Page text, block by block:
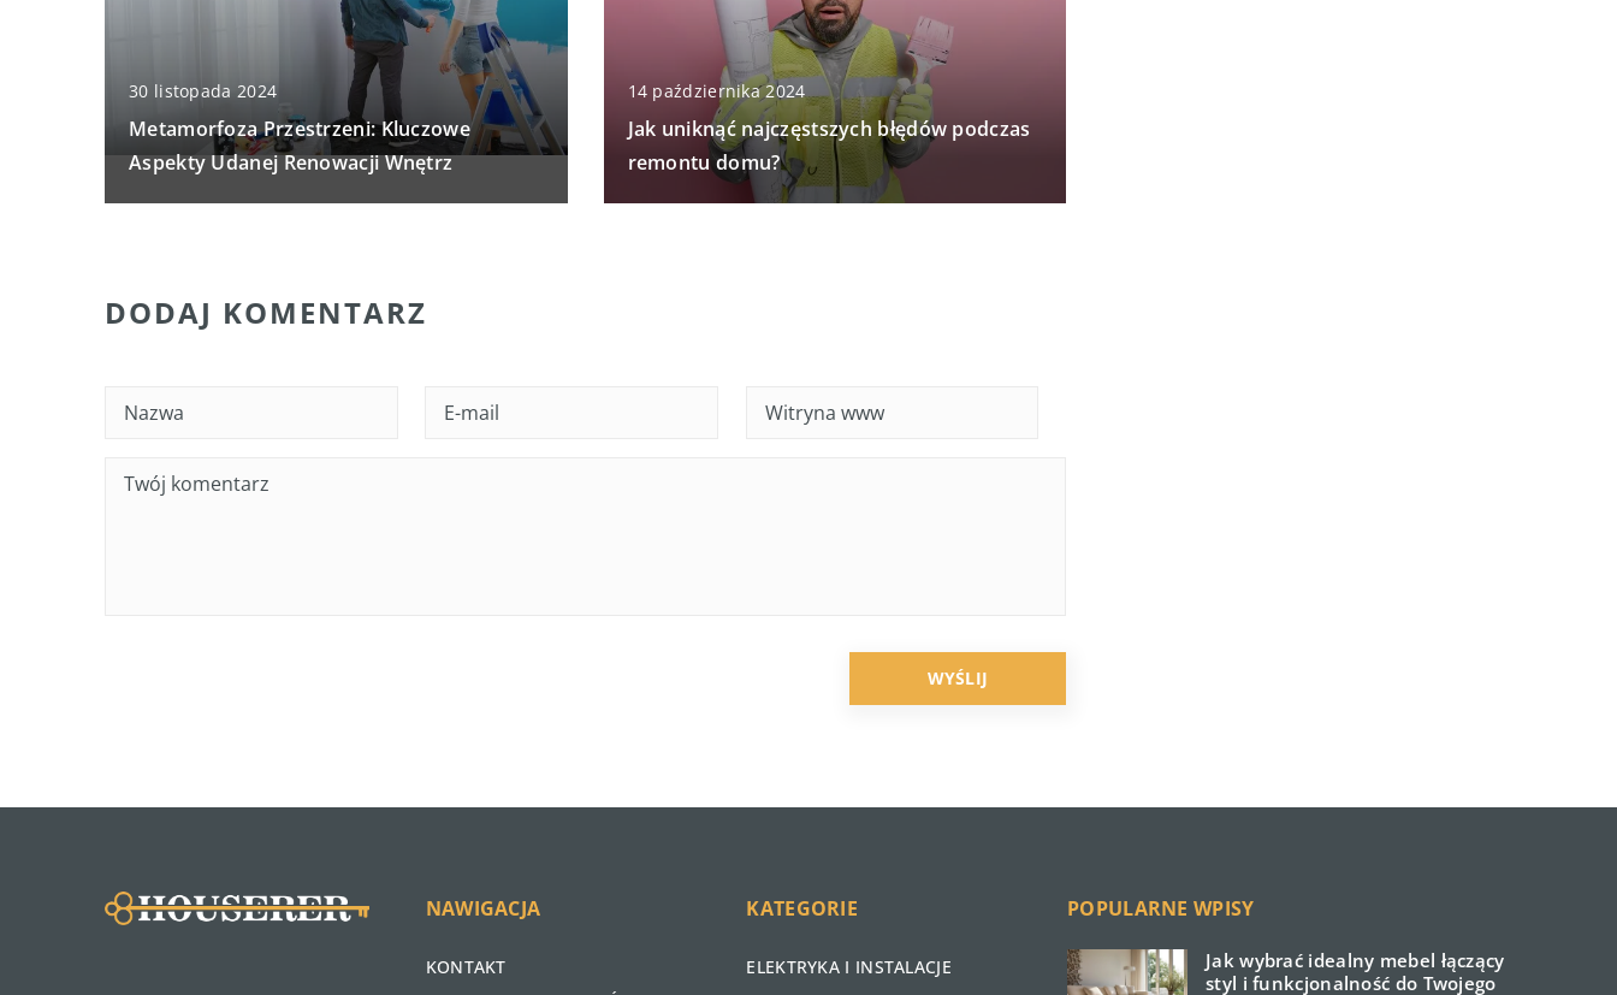
30 listopada 2024
Metamorfoza Przestrzeni: Kluczowe
Aspekty Udanej Renowacji Wnętrz
14 października 2024
Jak uniknąć najczęstszych błędów podczas
remontu domu?
DODAJ KOMENTARZ
NAWIGACJA
KONTAKT
KATEGORIE
ELEKTRYKA I INSTALACJE
POPULARNE WPISY
Jak wybrać idealny mebel łączący
styl i funkcjonalność do Twojego